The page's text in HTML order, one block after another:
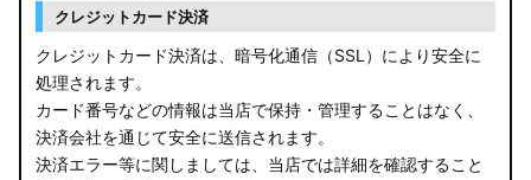
クレジットカード決済
クレジットカード決済は、暗号化通信（SSL）により安全に
処理されます。
カード番号などの情報は当店で保持・管理することはなく、
決済会社を通じて安全に送信されます。
決済エラー等に関しましては、当店では詳細を確認すること